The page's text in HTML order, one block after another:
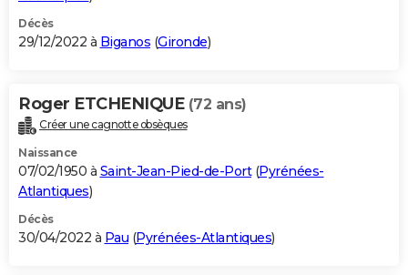
Décès
29/12/2022 à Biganos (Gironde)
Roger ETCHENIQUE (72 ans)
Créer une cagnotte obsèques
Naissance
07/02/1950 à Saint-Jean-Pied-de-Port(Pyrénées-
Atlantiques)
Décès
30/04/2022 à Pau (Pyrénées-Atlantiques)